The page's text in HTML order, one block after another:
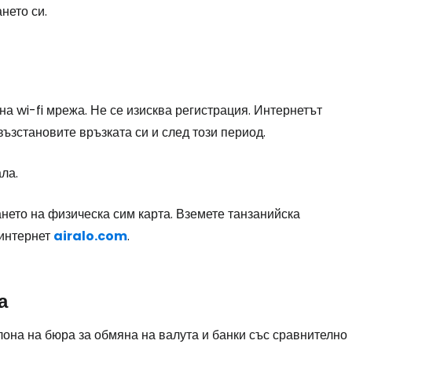
си.
wi-fi мрежа. Не се изисква регистрация. Интернетът
връзката си и след този период.
на физическа сим карта. Вземете танзанийска
airalo.com.
на бюра за обмяна на валута и банки със сравнително